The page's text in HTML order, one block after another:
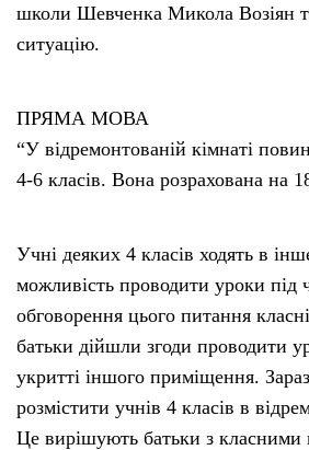
школи Шевченка Микола Возіян
ситуацію.
ПРЯМА МОВА
“У відремонтованій кімнаті
4-6 класів. Вона розрахована на
Учні деяких 4 класів ходять в
можливість проводити уроки під
обговорення цього питання
батьки дійшли згоди проводити
укритті іншого приміщення.
розмістити учнів 4 класів в
Це вирішують батьки з класними